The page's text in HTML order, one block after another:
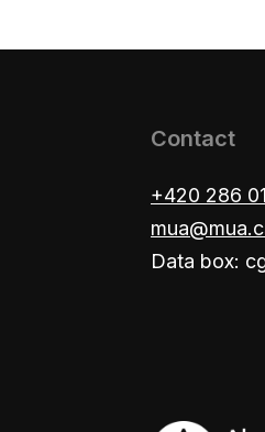
Contact
+420 286
Data box: